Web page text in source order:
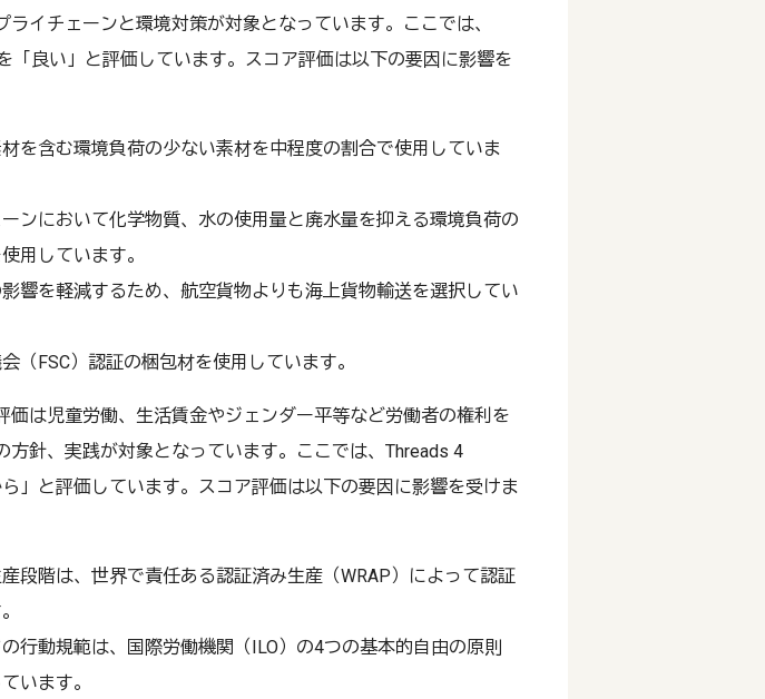
ライチェーンと環境対策が対象となっています。ここでは、
「良い」と評価しています。スコア評価は以下の要因に影響を
を含む環境負荷の少ない素材を中程度の割合で使用していま
ンにおいて化学物質、水の使用量と廃水量を抑える環境負荷の
用しています。
響を軽減するため、航空貨物よりも海上貨物輸送を選択してい
（FSC）認証の梱包材を使用しています。
価は児童労働、生活賃金やジェンダー平等など労働者の権利を
方針、実践が対象となっています。ここでは、Threads 4
」と評価しています。スコア評価は以下の要因に影響を受けま
段階は、世界で責任ある認証済み生産（WRAP）によって認証
行動規範は、国際労働機関（ILO）の4つの基本的自由の原則
います。